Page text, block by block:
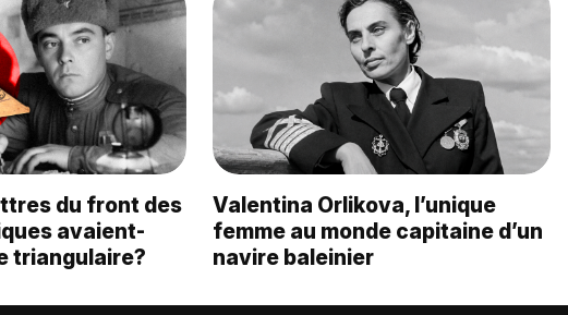
du front des
avaient-
triangulaire?
Valentina Orlikova, l’unique
femme au monde capitaine d’un
navire baleinier